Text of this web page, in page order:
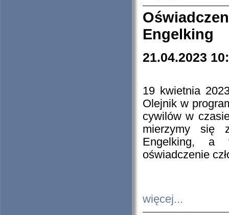
Engelking
21.04.2023
19 kwietnia
Olejnik w
cywilów w
mierzymy się
Engelking, a
oświadczenie
więcej...